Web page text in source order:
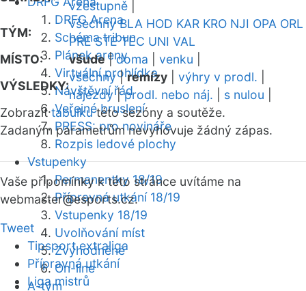
DRFG Arena
Schéma tribun
Plánek areny
Virtuální prohlídka
Návštěvní řád
Veřejné bruslení
PRESS: pro novináře
Rozpis ledové plochy
Vstupenky
Permanentky 18/19
Přípravná utkání 18/19
Vstupenky 18/19
Uvolňování míst
Zvýhodněné
On-line
A-tým
vzestupně
TÝM:
všechny BLA HOD KAR KRO NJI OPA ORL
PRE STE TEC UNI VAL
MÍSTO:
všude|doma venku
VÝSLEDKY:
všechny|remízy výhry v prodl.
nájezdy|prodl. nebo náj. s nulou
Zobrazittabulkutéto sezóny a soutěže.
Zadaným parametrům nevyhovuje žádný zápas.
Vaše připomínky k této stránce uvítáme na
webmaster@esports.cz.
Tweet
Tipsport extraliga
Přípravná utkání
Liga mistrů